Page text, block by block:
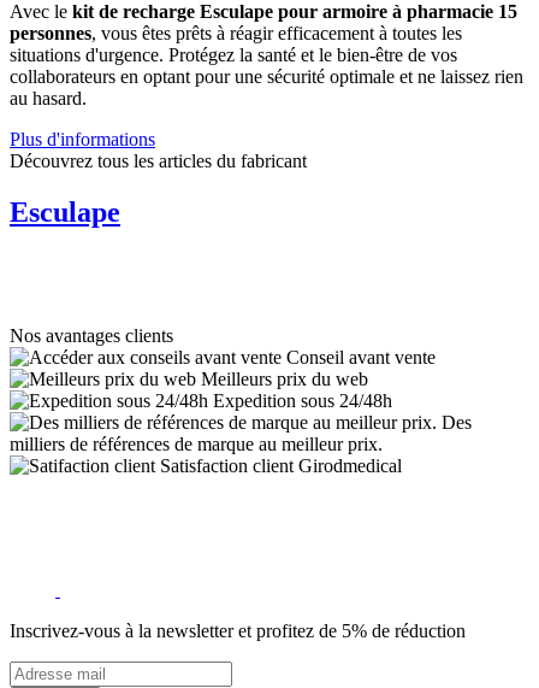
Avec le kit de recharge Esculape pour armoire à pharmacie 15
personnes, vous êtes prêts à réagir efficacement à toutes les
situations d'urgence. Protégez la santé et le bien-être de vos
collaborateurs en optant pour une sécurité optimale et ne laissez rien
au hasard.
Plus d'informations
Découvrez tous les articles du fabricant
Esculape
Nos avantages clients
Conseil avant vente
Meilleurs prix du web
Expedition sous 24/48h
Des
milliers de références de marque au meilleur prix.
Satisfaction client Girodmedical
Inscrivez-vous à la newsletter et profitez de 5% de réduction